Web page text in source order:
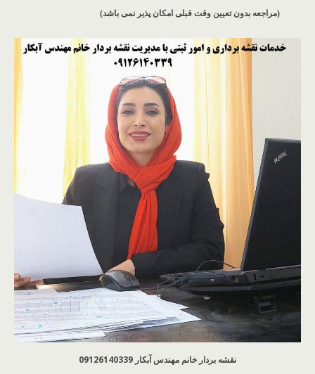
(مراجعه بدون تعیین وقت قبلی امکان پذیر نمی باشد)
نقشه بردار خانم مهندس آبکار 09126140339